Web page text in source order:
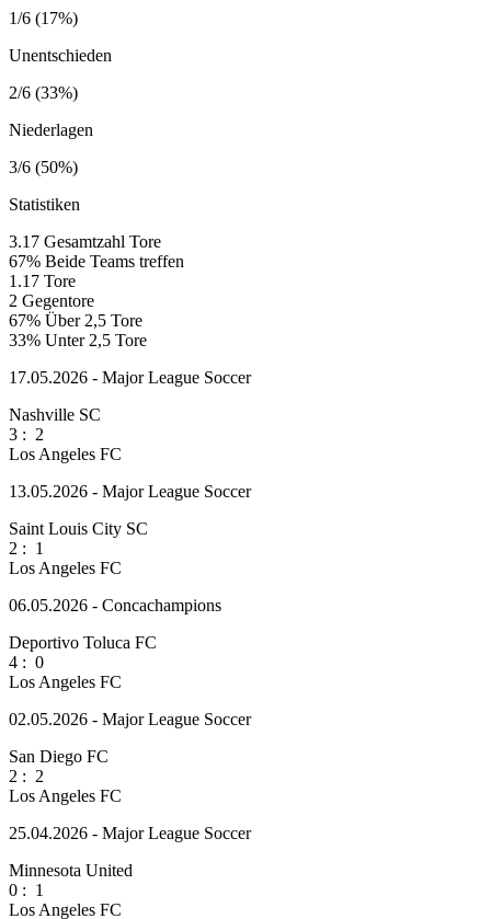
1/6 (17%)
Unentschieden
2/6 (33%)
Niederlagen
3/6 (50%)
Statistiken
3.17 Gesamtzahl Tore
67% Beide Teams treffen
1.17 Tore
2 Gegentore
67% Über 2,5 Tore
33% Unter 2,5 Tore
17.05.2026 - Major League Soccer
Nashville SC
3 : 2
Los Angeles FC
13.05.2026 - Major League Soccer
Saint Louis City SC
2 : 1
Los Angeles FC
06.05.2026 - Concachampions
Deportivo Toluca FC
4 : 0
Los Angeles FC
02.05.2026 - Major League Soccer
San Diego FC
2 : 2
Los Angeles FC
25.04.2026 - Major League Soccer
Minnesota United
0 : 1
Los Angeles FC